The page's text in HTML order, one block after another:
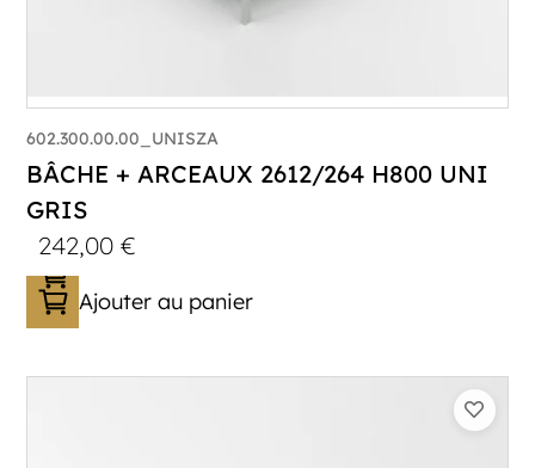
602.300.00.00_UNISZA
BÂCHE + ARCEAUX 2612/264 H800 UNI
GRIS
242,00€
Ajouter au panier